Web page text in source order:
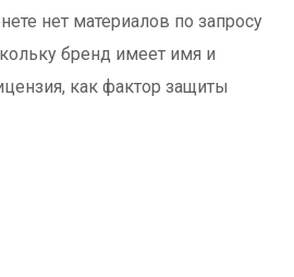
нет материалов по запросу
бренд имеет имя и
как фактор защиты